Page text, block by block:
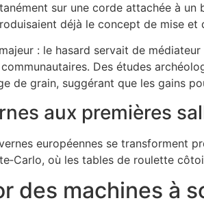
sur une corde attachée à
déjà le concept de mise et
: le hasard servait de
Des études
de grain, suggérant que les gains
aux premières
européennes se transforment
où les tables de roulette
des machines